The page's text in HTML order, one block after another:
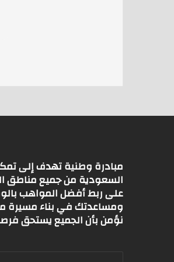
مبادرة وطنية تهدف إلى
السعودية من جميع مناطق
على ربط أفضل المواهب
ومساعدتك في بناء مسيرة
نؤمن بأن الجميع يستحق